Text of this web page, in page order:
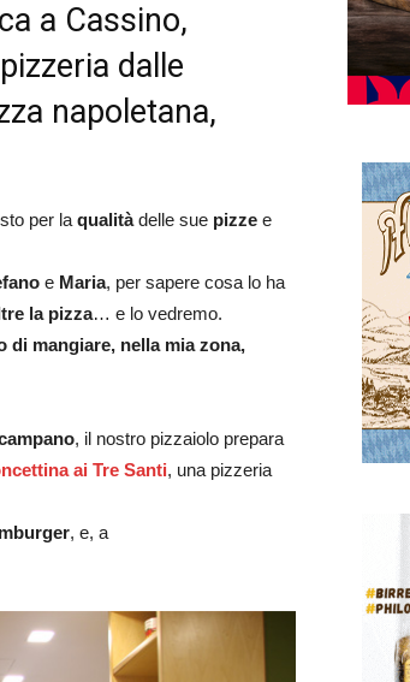
a Cassino,
dalle
napoletana,
per la qualitàdelle sue pizze e
e Maria, per sapere cosa lo ha
la pizza… e lo vedremo.
di mangiare, nella mia zona,
, il nostro pizzaiolo prepara
ai Tre Santi, una pizzeria
, e, a